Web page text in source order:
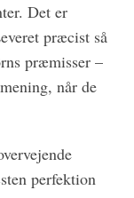
Det er
præcist så
præmisser –
når de
perfektion